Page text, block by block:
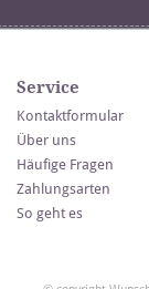
Service
Kontaktformular
Über uns
Häufige Fragen
Zahlungsarten
So geht es